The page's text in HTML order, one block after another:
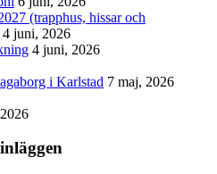
(trapphus, hissar och
4 juni, 2026
4 juni, 2026
i Karlstad 7 maj, 2026